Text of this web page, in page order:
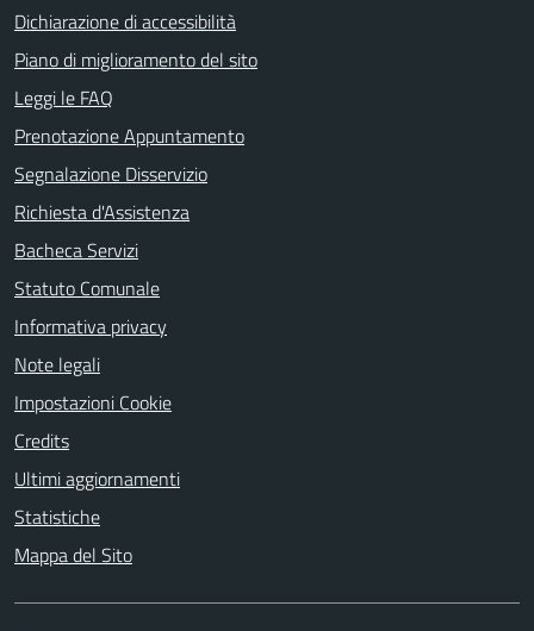
Dichiarazione di accessibilità
Piano di miglioramento del sito
Leggi le FAQ
Prenotazione Appuntamento
Segnalazione Disservizio
Richiesta d'Assistenza
Bacheca Servizi
Statuto Comunale
Informativa privacy
Note legali
Impostazioni Cookie
Credits
Ultimi aggiornamenti
Statistiche
Mappa del Sito